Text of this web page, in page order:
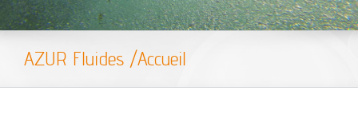
AZUR Fluides /Accueil